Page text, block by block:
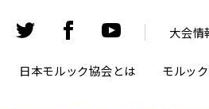
大会情
日本モルック協会とは モルッ